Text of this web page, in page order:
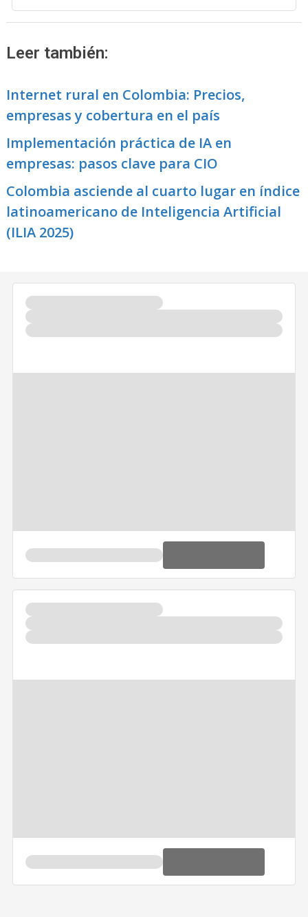
Leer también:
Internet rural en Colombia: Precios,
empresas y cobertura en el país
Implementación práctica de IA en
empresas: pasos clave para CIO
Colombia asciende al cuarto lugar en índice
latinoamericano de Inteligencia Artificial
(ILIA 2025)